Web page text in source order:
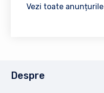
Vezi toate anunțurile
Despre